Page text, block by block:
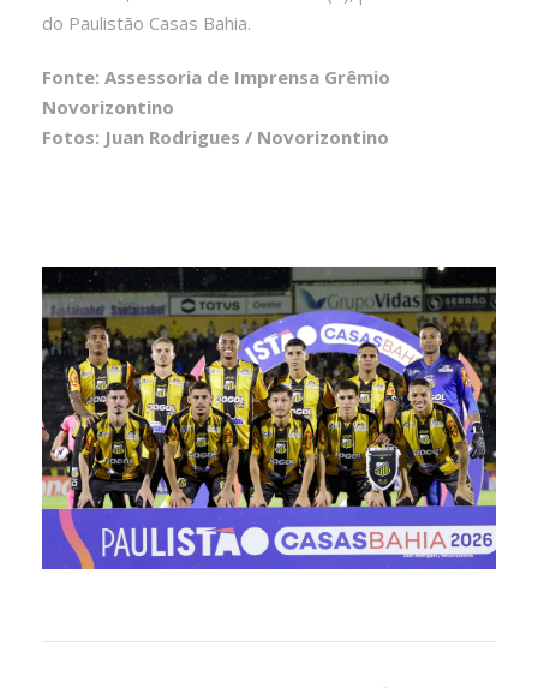
do Paulistão Casas Bahia.
Fonte: Assessoria de Imprensa Grêmio
Novorizontino
Fotos: Juan Rodrigues / Novorizontino